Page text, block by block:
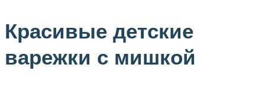
Красивые детские
варежки с мишкой